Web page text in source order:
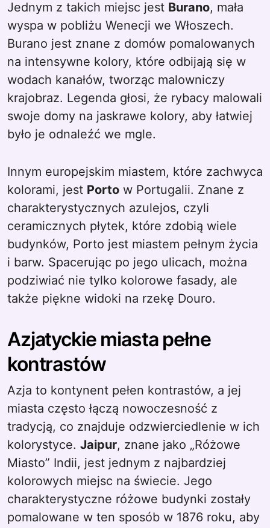
Jednym z takich miejsc jest Burano, mała
wyspa w pobliżu Wenecji we Włoszech.
Burano jest znane z domów pomalowanych
na intensywne kolory, które odbijają się w
wodach kanałów, tworząc malowniczy
krajobraz. Legenda głosi, że rybacy malowali
swoje domy na jaskrawe kolory, aby łatwiej
było je odnaleźć we mgle.
Innym europejskim miastem, które zachwyca
kolorami, jest Porto w Portugalii. Znane z
charakterystycznych azulejos, czyli
ceramicznych płytek, które zdobią wiele
budynków, Porto jest miastem pełnym życia
i barw. Spacerując po jego ulicach, można
podziwiać nie tylko kolorowe fasady, ale
także piękne widoki na rzekę Douro.
Azjatyckie miasta pełne
kontrastów
Azja to kontynent pełen kontrastów, a jej
miasta często łączą nowoczesność z
tradycją, co znajduje odzwierciedlenie w ich
kolorystyce. Jaipur, znane jako „Różowe
Miasto” Indii, jest jednym z najbardziej
kolorowych miejsc na świecie. Jego
charakterystyczne różowe budynki zostały
pomalowane w ten sposób w 1876 roku, aby